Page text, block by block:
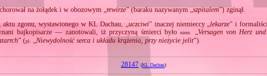
na żołądek i w obozowym „rewirze” (baraku nazywanym „szpitalem”) zginął.
aktu zgonu, wystawionego w KL Dachau, „uczciwi” inaczej niemieccy „lekarze” i
bajkopisarze — zanotowali, iż przyczyną śmierci byłoniem. „Versagen von Herz
” (pl. „Niewydolność serca i układu krążenia, przy nieżycie jelit”).
28147 (KL Dachau)